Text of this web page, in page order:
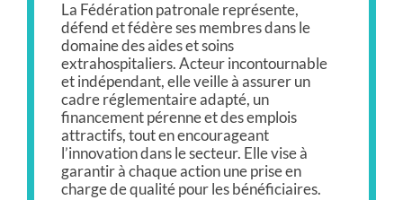
La Fédération patronale représente,
défend et fédère ses membres dans le
domaine des aides et soins
extrahospitaliers. Acteur incontournable
et indépendant, elle veille à assurer un
cadre réglementaire adapté, un
financement pérenne et des emplois
attractifs, tout en encourageant
l’innovation dans le secteur. Elle vise à
garantir à chaque action une prise en
charge de qualité pour les bénéficiaires.